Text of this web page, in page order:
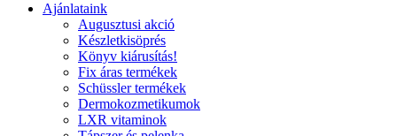
Ajánlataink
Augusztusi akció
Készletkisöprés
Könyv kiárusítás!
Fix áras termékek
Schüssler termékek
Dermokozmetikumok
LXR vitaminok